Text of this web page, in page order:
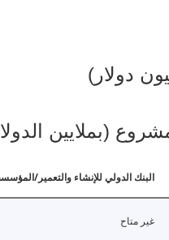
دولار)
(بملايين
البنك الدولي للإنشاء والتعمير/
غير متاح